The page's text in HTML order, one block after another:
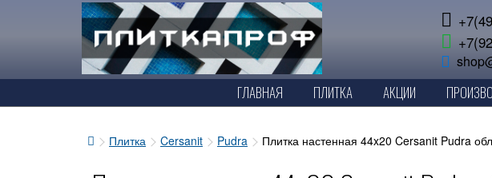
ГЛАВНАЯ ПЛИТКА АКЦИИ
Плитка Cersanit Pudra Плитка настенная 44x20 Cersanit Pudra